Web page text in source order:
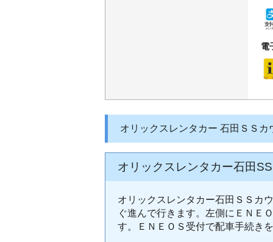
電
オリックスレンタカー 石田ＳＳカ
オリックスレンタカー石田
オリックスレンタカー石田ＳＳカ
ぐ進んで行きます。左側にＥＮＥ
す。ＥＮＥＯＳ受付で配車手続き